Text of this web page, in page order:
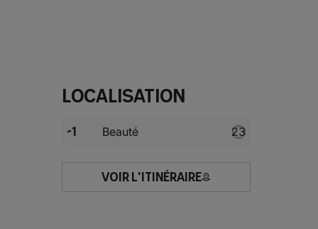
Localisation
-1 Beauté 23
VOIR L'ITINÉRAIRE